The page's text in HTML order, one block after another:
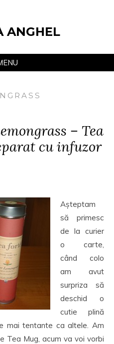
ANGHEL
– Tea
cu infuzor
Așteptam
să primesc
de la curier
o carte,
când colo
am avut
surpriza să
deschid o
cutie plină
mai tentante ca altele. Am
Tea Mug, acum va voi vorbi